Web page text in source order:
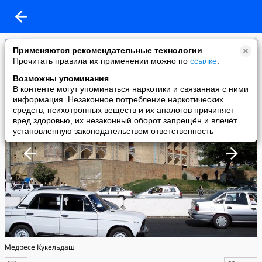
Применяются рекомендательные технологии
Прочитать правила их применении можно по ссылке
Возможны упоминания
В контенте могут упоминаться наркотики и связанная с ними
информация. Незаконное потребление наркотических
средств, психотропных веществ и их аналогов причиняет
вред здоровью, их незаконный оборот запрещён и влечёт
установленную законодательством ответственность
Ташкент
added a photo
14 Nov в 16:47
Медресе Кукельдаш